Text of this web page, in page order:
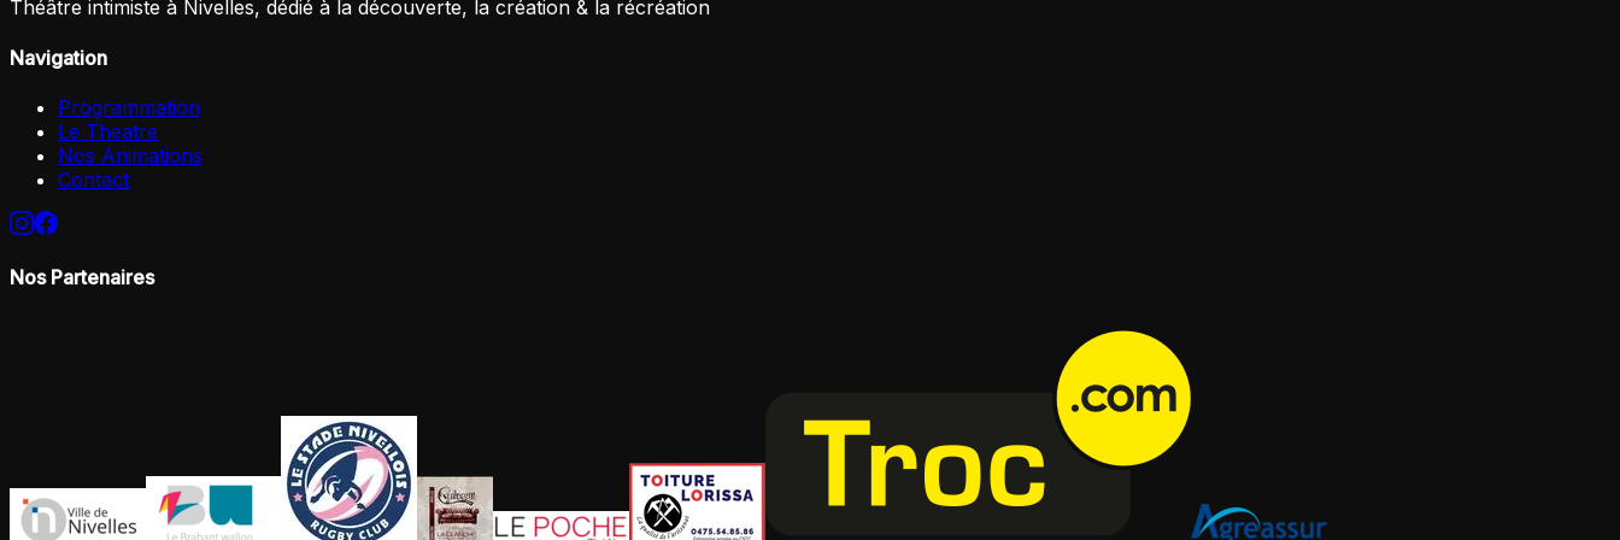
Théâtre intimiste à Nivelles, dédié à la découverte, la création & la récréation
Navigation
Programmation
Le Theatre
Nos Animations
Contact
Nos Partenaires